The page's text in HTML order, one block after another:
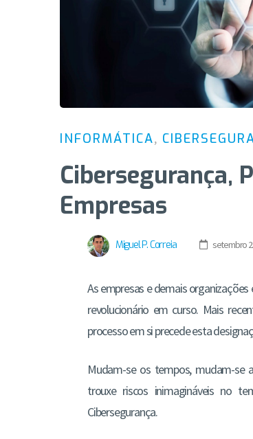
INFORMÁTICA,
Cibersegurança,
Empresas
Miguel P. Correia setembro
As empresas e demais
revolucionário em curso. Mais
processo em si precede esta
Mudam-se os tempos, mudam-se
trouxe riscos inimagináveis no
Cibersegurança.